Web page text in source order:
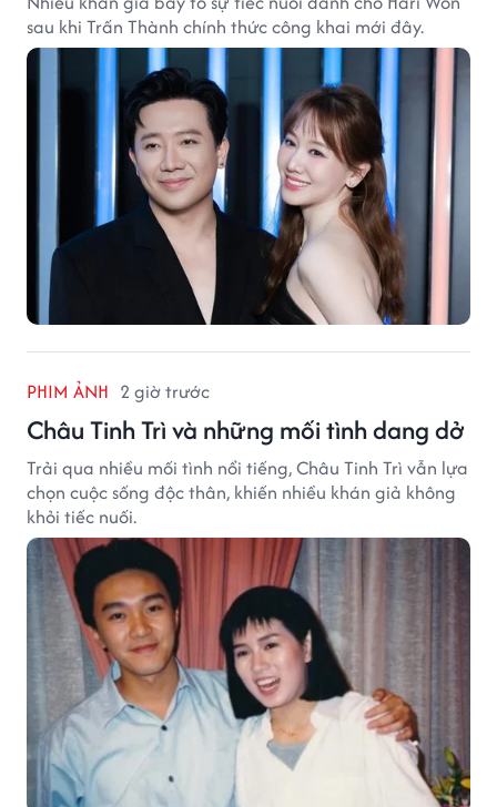
sau khi Trấn Thành chính thức công khai mới đây.
PHIM ẢNH 2 giờ trước
Châu Tinh Trì và những mối tình dang dở
Trải qua nhiều mối tình nổi tiếng, Châu Tinh Trì vẫn lựa
chọn cuộc sống độc thân, khiến nhiều khán giả không
khỏi tiếc nuối.